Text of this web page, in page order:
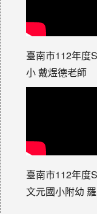
臺南市112年度
小 戴煜德老師
臺南市112年度
文元國小附幼